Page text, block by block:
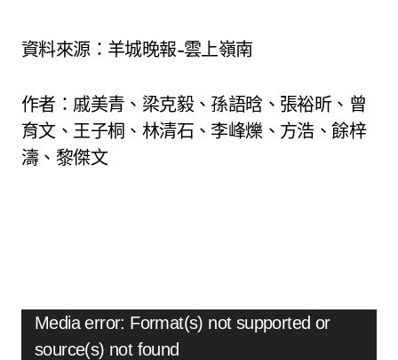
資料來源：羊城晚報-雲上嶺南
作者：戚美青、梁克毅、孫語晗、張裕昕、曾
育文、王子桐、林清石、李峰爍、方浩、餘梓
濤、黎傑文
視
訊
Media error: Format(s) not supported or
source(s) not found